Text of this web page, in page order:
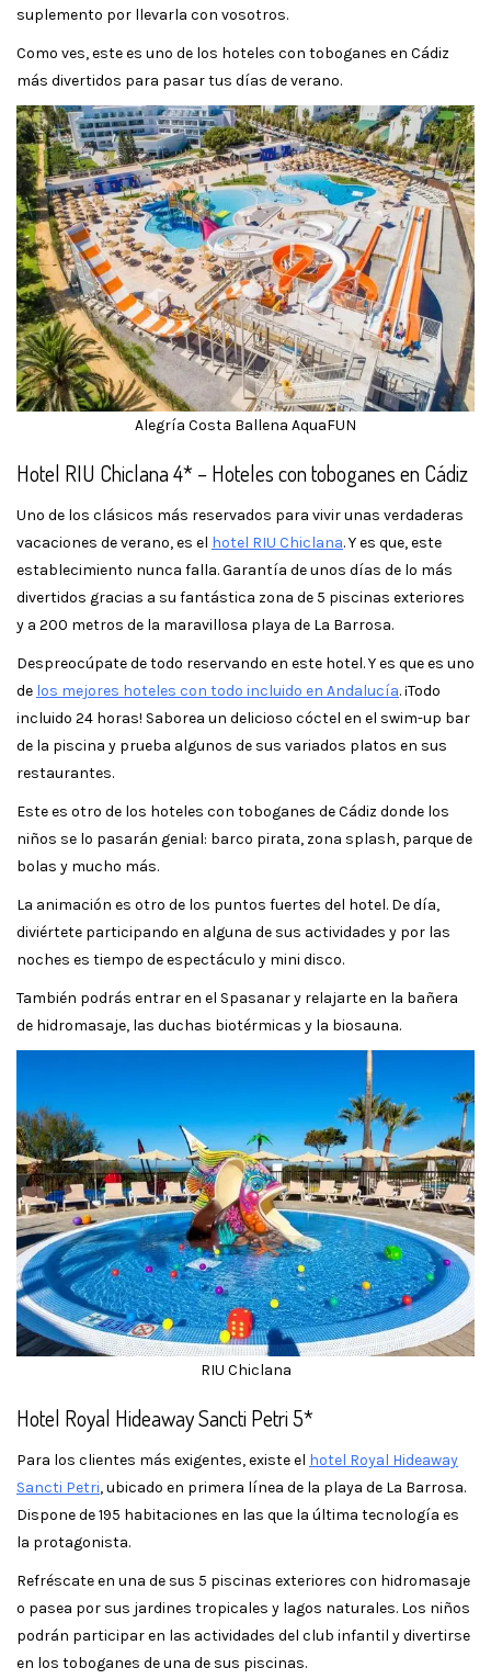
suplemento por llevarla con vosotros.
Como ves, este es uno de los hoteles con toboganes en Cádiz
más divertidos para pasar tus días de verano.
Alegría Costa Ballena AquaFUN
Hotel RIU Chiclana 4* – Hoteles con toboganes en Cádiz
Uno de los clásicos más reservados para vivir unas verdaderas
vacaciones de verano, es el hotel RIU Chiclana. Y es que, este
establecimiento nunca falla. Garantía de unos días de lo más
divertidos gracias a su fantástica zona de 5 piscinas exteriores
y a 200 metros de la maravillosa playa de La Barrosa.
Despreocúpate de todo reservando en este hotel. Y es que es uno
de los mejores hoteles con todo incluido en Andalucía. ¡Todo
incluido 24 horas! Saborea un delicioso cóctel en el swim-up bar
de la piscina y prueba algunos de sus variados platos en sus
restaurantes.
Este es otro de los hoteles con toboganes de Cádiz donde los
niños se lo pasarán genial: barco pirata, zona splash, parque de
bolas y mucho más.
La animación es otro de los puntos fuertes del hotel. De día,
diviértete participando en alguna de sus actividades y por las
noches es tiempo de espectáculo y mini disco.
También podrás entrar en el Spasanar y relajarte en la bañera
de hidromasaje, las duchas biotérmicas y la biosauna.
RIU Chiclana
Hotel Royal Hideaway Sancti Petri 5*
Para los clientes más exigentes, existe el hotel Royal Hideaway
Sancti Petri, ubicado en primera línea de la playa de La Barrosa.
Dispone de 195 habitaciones en las que la última tecnología es
la protagonista.
Refréscate en una de sus 5 piscinas exteriores con hidromasaje
o pasea por sus jardines tropicales y lagos naturales. Los niños
podrán participar en las actividades del club infantil y divertirse
en los toboganes de una de sus piscinas.